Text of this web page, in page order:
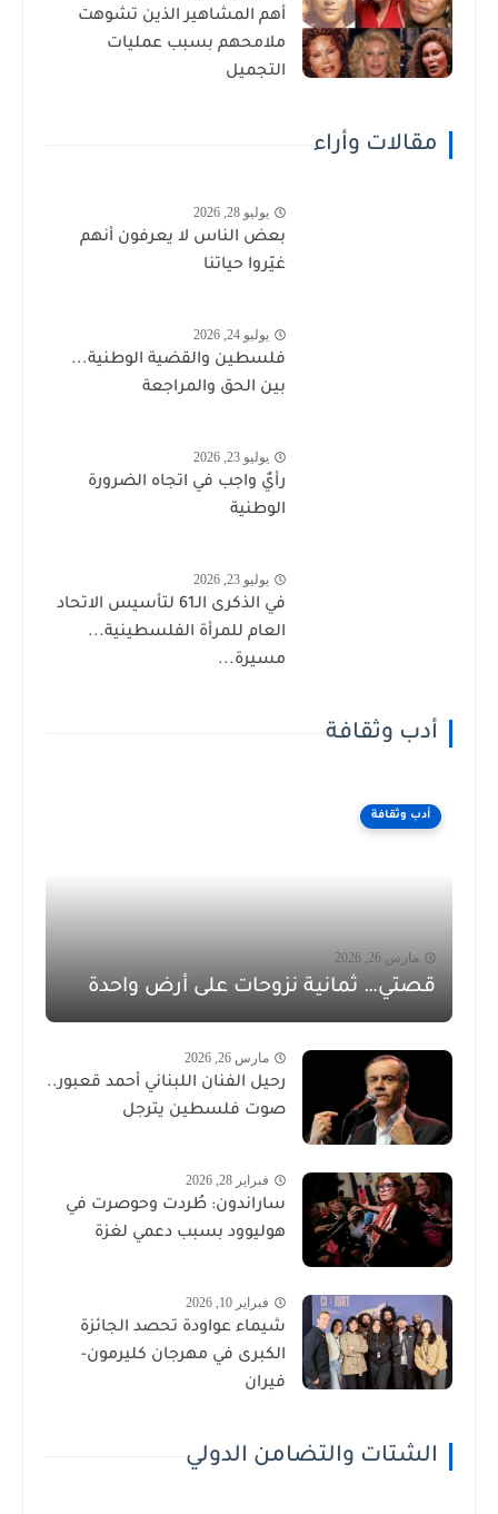
أهم المشاهير الذين تشوهت
ملامحهم بسبب عمليات
التجميل
مقالات وأراء
يوليو 28, 2026
بعض الناس لا يعرفون أنهم
غيّروا حياتنا
يوليو 24, 2026
فلسطين والقضية الوطنية...
بين الحق والمراجعة
يوليو 23, 2026
رأيٌ واجب في اتجاه الضرورة
الوطنية
يوليو 23, 2026
في الذكرى الـ61 لتأسيس الاتحاد
العام للمرأة الفلسطينية...
مسيرة...
أدب وثقافة
أدب وثقافة
مارس 26, 2026
قصتي… ثمانية نزوحات على أرض واحدة
مارس 26, 2026
رحيل الفنان اللبناني أحمد قعبور..
صوت فلسطين يترجل
فبراير 28, 2026
ساراندون: طُردت وحوصرت في
هوليوود بسبب دعمي لغزة
فبراير 10, 2026
شيماء عواودة تحصد الجائزة
الكبرى في مهرجان كليرمون-
فيران
الشتات والتضامن الدولي